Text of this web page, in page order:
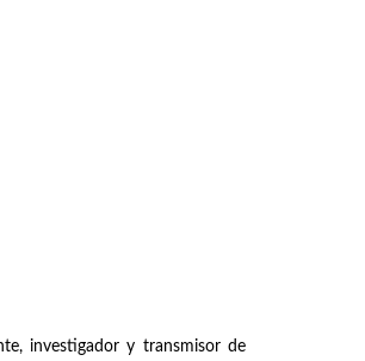
investigador y transmisor de